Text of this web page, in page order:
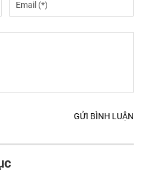
GỬI BÌNH LUẬN